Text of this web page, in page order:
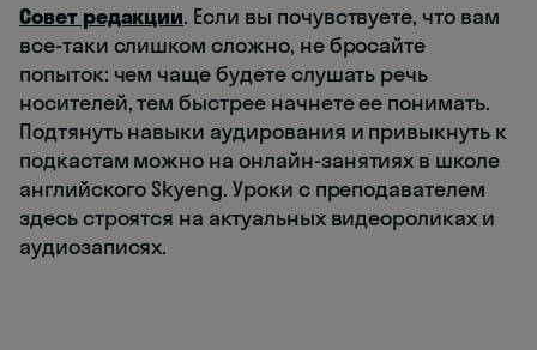
Совет редакции. Если вы почувствуете, что вам
все-таки слишком сложно, не бросайте
попыток: чем чаще будете слушать речь
носителей, тем быстрее начнете ее понимать.
Подтянуть навыки аудирования и привыкнуть к
подкастам можно на онлайн-занятиях в школе
английского Skyeng. Уроки с преподавателем
здесь строятся на актуальных видеороликах и
аудиозаписях.